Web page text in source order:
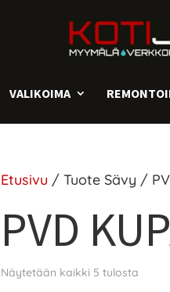
VALIKOIMA
Etusivu / Tuote Sävy /
PVD
Näytetään kaikki 5 tulosta